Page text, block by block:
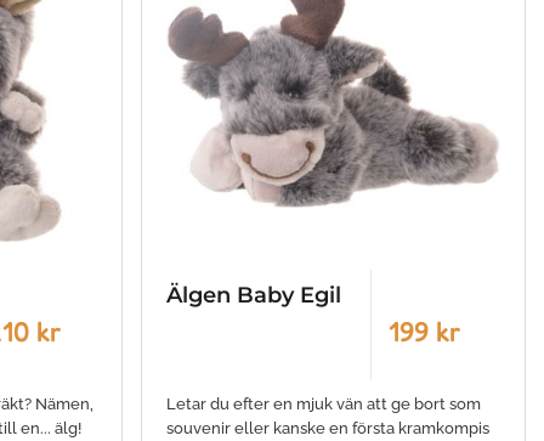
kr
Nämen,
en... älg!
Älgen Baby Egil
199 kr
Letar du efter en mjuk vän att ge bort som
souvenir eller kanske en första kramkompis